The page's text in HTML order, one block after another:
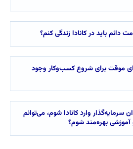
دائم باید در کانادا زندگی کنم؟
موقت برای شروع کسب‌وکار وجود
سرمایه‌گذار وارد کانادا شوم، می‌توانم
بهره‌مند شوم؟